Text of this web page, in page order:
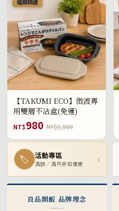
檔期精選
【TAKUMI ECO】微波專
用雙層不沾盒(免運)
NT$980 NT$1,500
🏷 活動專區
滿額／滿件折扣優惠 ›
良品開飯 品牌理念